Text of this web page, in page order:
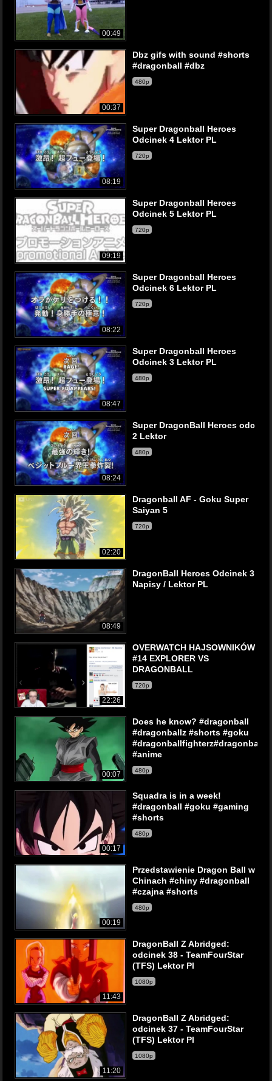
00:49
00:37
Dbz gifs with sound #shorts
#dragonball #dbz
480p
08:19
Super Dragonball Heroes
Odcinek 4 Lektor PL
720p
09:19
Super Dragonball Heroes
Odcinek 5 Lektor PL
720p
08:22
Super Dragonball Heroes
Odcinek 6 Lektor PL
720p
08:47
Super Dragonball Heroes
Odcinek 3 Lektor PL
480p
08:24
Super DragonBall Heroes odc
2 Lektor
480p
02:20
Dragonball AF - Goku Super
Saiyan 5
720p
08:49
DragonBall Heroes Odcinek 3
Napisy / Lektor PL
22:26
OVERWATCH HAJSOWNIKÓW
#14 EXPLORER VS
DRAGONBALL
720p
00:07
Does he know? #dragonball
#dragonballz #shorts #goku
#anime
480p
00:17
Squadra is in a week!
#dragonball #goku #gaming
#shorts
480p
00:19
Przedstawienie Dragon Ball w
Chinach #chiny #dragonball
#czajna #shorts
480p
11:43
DragonBall Z Abridged:
odcinek 38 - TeamFourStar
(TFS) Lektor Pl
1080p
11:20
DragonBall Z Abridged:
odcinek 37 - TeamFourStar
(TFS) Lektor Pl
1080p